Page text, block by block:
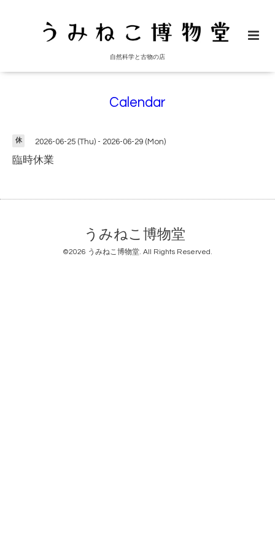
自然科学と古物の店
Calendar
休 2026-06-25 (Thu) - 2026-06-29 (Mon)
臨時休業
うみねこ博物堂
©2026 うみねこ博物堂. All Rights Reserved.